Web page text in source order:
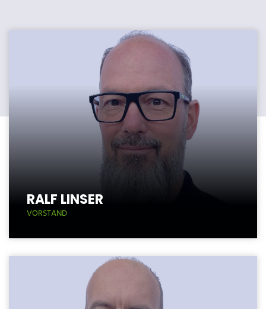
RALF LINSER
VORSTAND